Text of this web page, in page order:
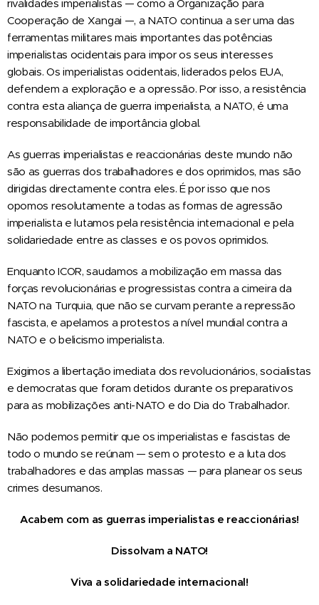
rivalidades imperialistas — como a Organização para
Cooperação de Xangai —, a NATO continua a ser uma das
ferramentas militares mais importantes das potências
imperialistas ocidentais para impor os seus interesses
globais. Os imperialistas ocidentais, liderados pelos EUA,
defendem a exploração e a opressão. Por isso, a resistência
contra esta aliança de guerra imperialista, a NATO, é uma
responsabilidade de importância global.
As guerras imperialistas e reaccionárias deste mundo não
são as guerras dos trabalhadores e dos oprimidos, mas são
dirigidas directamente contra eles. É por isso que nos
opomos resolutamente a todas as formas de agressão
imperialista e lutamos pela resistência internacional e pela
solidariedade entre as classes e os povos oprimidos.
Enquanto ICOR, saudamos a mobilização em massa das
forças revolucionárias e progressistas contra a cimeira da
NATO na Turquia, que não se curvam perante a repressão
fascista, e apelamos a protestos a nível mundial contra a
NATO e o belicismo imperialista.
Exigimos a libertação imediata dos revolucionários, socialistas
e democratas que foram detidos durante os preparativos
para as mobilizações anti-NATO e do Dia do Trabalhador.
Não podemos permitir que os imperialistas e fascistas de
todo o mundo se reúnam — sem o protesto e a luta dos
trabalhadores e das amplas massas — para planear os seus
crimes desumanos.
Acabem com as guerras imperialistas e reaccionárias!
Dissolvam a NATO!
Viva a solidariedade internacional!